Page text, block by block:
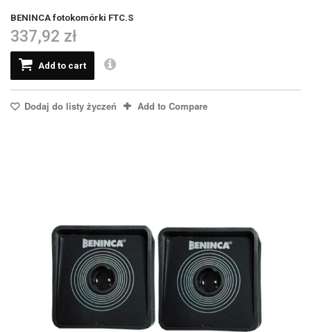
BENINCA fotokomórki FTC.S
337,92 zł
Add to cart
Dodaj do listy życzeń Add to Compare